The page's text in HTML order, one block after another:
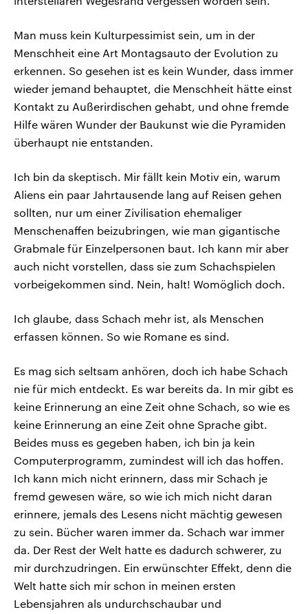
Man muss kein Kulturpessimist sein, um in der
Menschheit eine Art Montagsauto der Evolution zu
erkennen. So gesehen ist es kein Wunder, dass immer
wieder jemand behauptet, die Menschheit hätte einst
Kontakt zu Außerirdischen gehabt, und ohne fremde
Hilfe wären Wunder der Baukunst wie die Pyramiden
überhaupt nie entstanden.
Ich bin da skeptisch. Mir fällt kein Motiv ein, warum
Aliens ein paar Jahrtausende lang auf Reisen gehen
sollten, nur um einer Zivilisation ehemaliger
Menschenaffen beizubringen, wie man gigantische
Grabmale für Einzelpersonen baut. Ich kann mir aber
auch nicht vorstellen, dass sie zum Schachspielen
vorbeigekommen sind. Nein, halt! Womöglich doch.
Ich glaube, dass Schach mehr ist, als Menschen
erfassen können. So wie Romane es sind.
Es mag sich seltsam anhören, doch ich habe Schach
nie für mich entdeckt. Es war bereits da. In mir gibt es
keine Erinnerung an eine Zeit ohne Schach, so wie es
keine Erinnerung an eine Zeit ohne Sprache gibt.
Beides muss es gegeben haben, ich bin ja kein
Computerprogramm, zumindest will ich das hoffen.
Ich kann mich nicht erinnern, dass mir Schach je
fremd gewesen wäre, so wie ich mich nicht daran
erinnere, jemals des Lesens nicht mächtig gewesen
zu sein. Bücher waren immer da. Schach war immer
da. Der Rest der Welt hatte es dadurch schwerer, zu
mir durchzudringen. Ein erwünschter Effekt, denn die
Welt hatte sich mir schon in meinen ersten
Lebensjahren als undurchschaubar und